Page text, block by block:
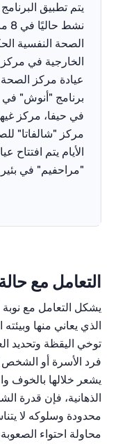
الصحة النفسية
الخارجية في
عيادة مركز
برنامج "أنوش" في
في حيفا، مركز
مركز "شالفاتا"
الأيام يتم
"مراحفيم" في
التعامل مع
يشكل التعامل مع
الذي يعاني منها
توخي اليقظة
فرد الأسرة أو الشخص
يشعر خلالها بالخوف
الذهانية، فإن قدرة
محدودة وسلوكه لا
محاولة احتواء